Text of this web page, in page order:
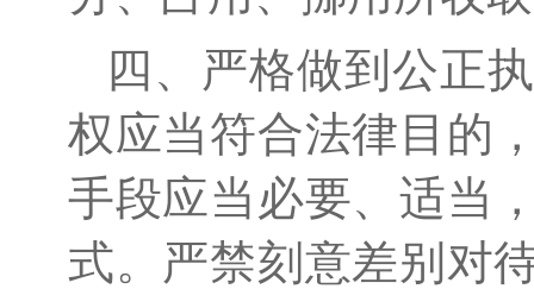
四、严格做到公正
权应当符合法律目的
手段应当必要、适当
式。严禁刻意差别对